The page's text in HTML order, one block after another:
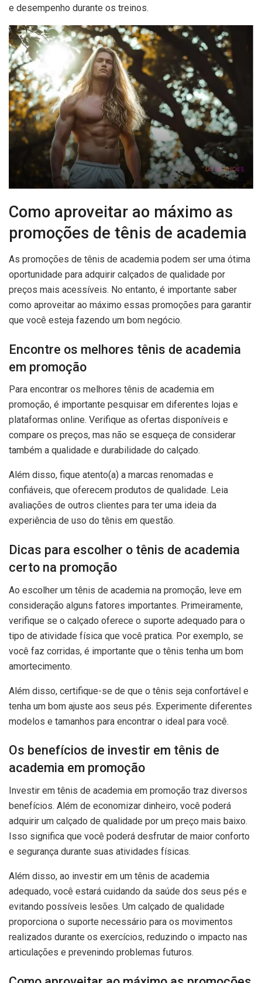
e desempenho durante os treinos.
Como aproveitar ao máximo as
promoções de tênis de academia
As promoções de tênis de academia podem ser uma ótima
oportunidade para adquirir calçados de qualidade por
preços mais acessíveis. No entanto, é importante saber
como aproveitar ao máximo essas promoções para garantir
que você esteja fazendo um bom negócio.
Encontre os melhores tênis de academia
em promoção
Para encontrar os melhores tênis de academia em
promoção, é importante pesquisar em diferentes lojas e
plataformas online. Verifique as ofertas disponíveis e
compare os preços, mas não se esqueça de considerar
também a qualidade e durabilidade do calçado.
Além disso, fique atento(a) a marcas renomadas e
confiáveis, que oferecem produtos de qualidade. Leia
avaliações de outros clientes para ter uma ideia da
experiência de uso do tênis em questão.
Dicas para escolher o tênis de academia
certo na promoção
Ao escolher um tênis de academia na promoção, leve em
consideração alguns fatores importantes. Primeiramente,
verifique se o calçado oferece o suporte adequado para o
tipo de atividade física que você pratica. Por exemplo, se
você faz corridas, é importante que o tênis tenha um bom
amortecimento.
Além disso, certifique-se de que o tênis seja confortável e
tenha um bom ajuste aos seus pés. Experimente diferentes
modelos e tamanhos para encontrar o ideal para você.
Os benefícios de investir em tênis de
academia em promoção
Investir em tênis de academia em promoção traz diversos
benefícios. Além de economizar dinheiro, você poderá
adquirir um calçado de qualidade por um preço mais baixo.
Isso significa que você poderá desfrutar de maior conforto
e segurança durante suas atividades físicas.
Além disso, ao investir em um tênis de academia
adequado, você estará cuidando da saúde dos seus pés e
evitando possíveis lesões. Um calçado de qualidade
proporciona o suporte necessário para os movimentos
realizados durante os exercícios, reduzindo o impacto nas
articulações e prevenindo problemas futuros.